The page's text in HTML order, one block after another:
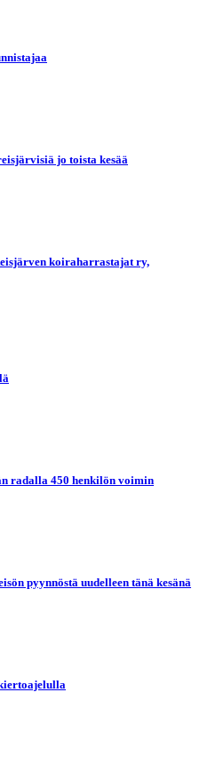
jo toista kesää
koiraharrastajat ry,
radalla 450 henkilön voimin
pyynnöstä uudelleen tänä kesänä